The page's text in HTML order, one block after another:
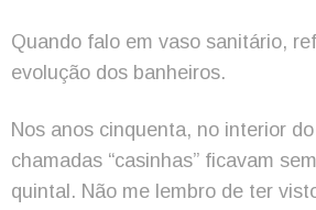
Quando falo em vaso sanitário,
evolução dos banheiros.
Nos anos cinquenta, no interior
chamadas “casinhas” ficavam
quintal. Não me lembro de ter